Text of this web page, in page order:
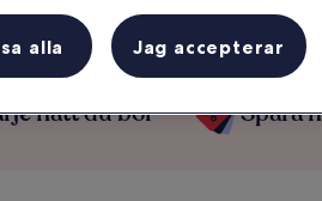
natt du bor Spara
alla Jag accepterar